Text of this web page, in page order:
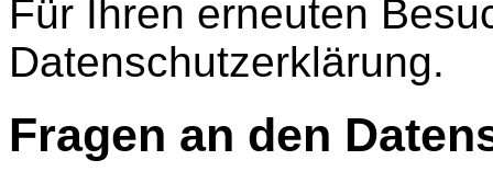
Für Ihren erneuten
Datenschutzerklärung.
Fragen an den